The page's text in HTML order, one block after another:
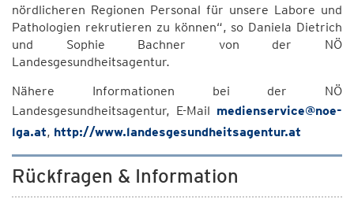
nördlicheren Regionen Personal für unsere Labore und
Pathologien rekrutieren zu können“, so Daniela Dietrich
und Sophie Bachner von der NÖ
Landesgesundheitsagentur.
Nähere Informationen bei der NÖ
Landesgesundheitsagentur, E-Mail medienservice@noe-
lga.at, http://www.landesgesundheitsagentur.at
Rückfragen & Information